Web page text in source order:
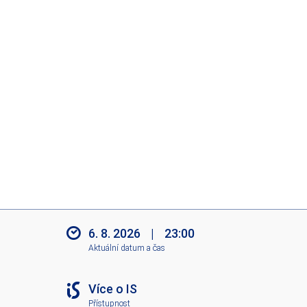
6. 8. 2026 | 23:00
Aktuální datum a čas
Více o IS
Přístupnost